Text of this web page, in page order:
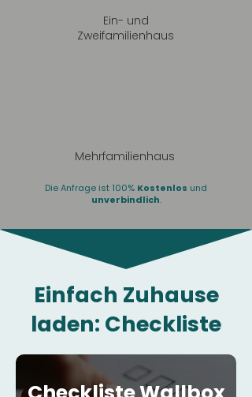
Ein- und
Zweifamilienhaus
Mehrfamilienhaus
Die Anfrage ist 100% Kostenlos und
unverbindlich.
Einfach Zuhause
laden: Checkliste